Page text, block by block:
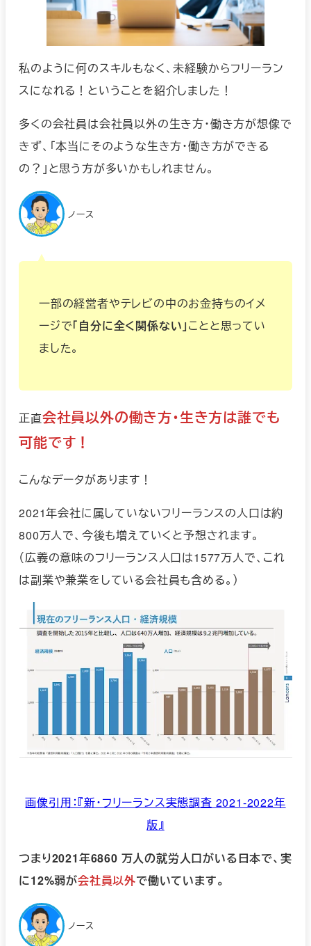
私のように何のスキルもなく、未経験からフリーラン
スになれる！ということを紹介しました！
多くの会社員は会社員以外の生き方・働き方が想像で
きず、「本当にそのような生き方・働き方ができる
の？」と思う方が多いかもしれません。
ノース
一部の経営者やテレビの中のお金持ちのイメ
ージで「自分に全く関係ない」ことと思ってい
ました。
正直会社員以外の働き方・生き方は誰でも
可能です！
こんなデータがあります！
2021年会社に属していないフリーランスの人口は約
800万人で、今後も増えていくと予想されます。
（広義の意味のフリーランス人口は1577万人で、これ
は副業や兼業をしている会社員も含める。）
画像引用：『新・フリーランス実態調査 2021-2022年
版』
つまり2021年6860 万人の就労人口がいる日本で、実
に12%弱が会社員以外で働いています。
ノース